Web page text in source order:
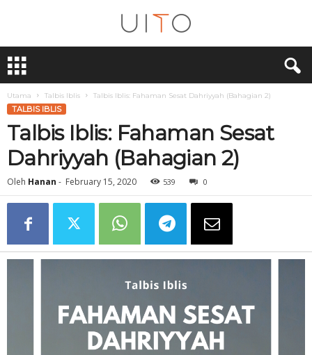
T
Utama Talbis Iblis Talbis Iblis: Fahaman Sesat Dahriyyah (Bahagian 2)
TALBIS IBLIS
Talbis Iblis: Fahaman Sesat
Dahriyyah (Bahagian 2)
Oleh Hanan - February 15, 2020 539 0